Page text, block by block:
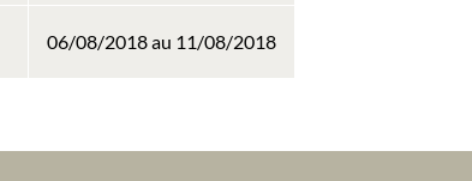
06/08/2018 au 11/08/2018